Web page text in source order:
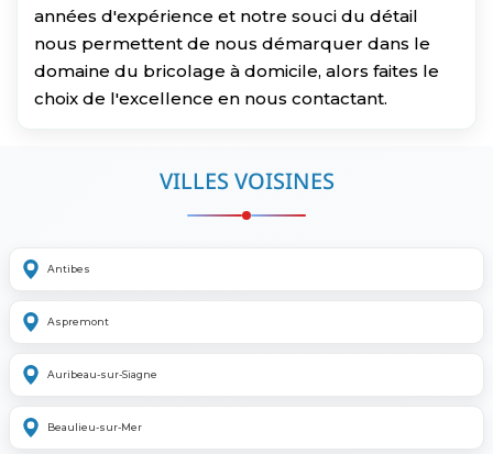
années d'expérience et notre souci du détail
nous permettent de nous démarquer dans le
domaine du bricolage à domicile, alors faites le
choix de l'excellence en nous contactant.
VILLES VOISINES
Antibes
Aspremont
Auribeau-sur-Siagne
Beaulieu-sur-Mer